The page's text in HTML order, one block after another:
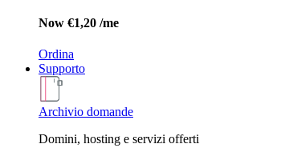
Now €1,20 /me
Ordina
Supporto
Archivio domande
Domini, hosting e servizi offerti